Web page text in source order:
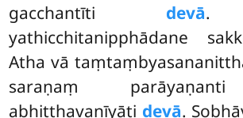
gacchantīti devā.
yathicchitanipphādane
Atha vā
saraṇaṃ
abhitthavanīyāti devā.